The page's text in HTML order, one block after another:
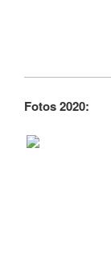
Fotos 2020: